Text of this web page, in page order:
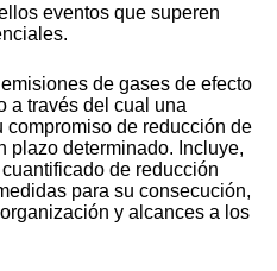
eventos que superen
de gases de efecto
a través del cual una
de reducción de
plazo determinado. Incluye,
de reducción
para su consecución,
y alcances a los